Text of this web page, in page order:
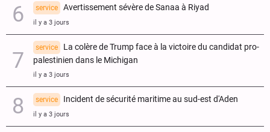
service Avertissement sévère de Sanaa à Riyad
il y a 3 jours
service
La colère de Trump face à la victoire du candidat pro-
palestinien dans le Michigan
il y a 3 jours
service Incident de sécurité maritime au sud-est d'Aden
il y a 3 jours